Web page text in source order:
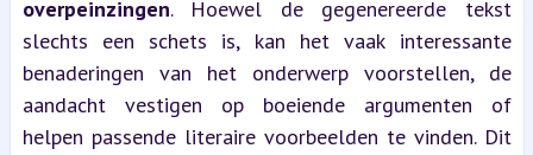
overpeinzingen. Hoewel de gegenereerde tekst
slechts een schets is, kan het vaak interessante
benaderingen van het onderwerp voorstellen, de
aandacht vestigen op boeiende argumenten of
helpen passende literaire voorbeelden te vinden. Dit